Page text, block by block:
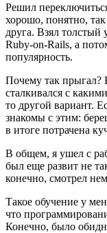
Решил
хорошо, понятно,
друга. Взял толстый
Ruby-on-Rails, а
популярность.
Почему так прыгал?
сталкивался с
то другой вариант.
знакомы с этим:
в итоге потрачена
В общем, я ушел с
был еще развит не
конечно, смотрел
Такое обучение у
что
Конечно, было